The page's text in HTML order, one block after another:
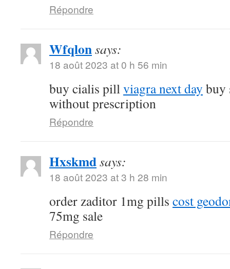
Répondre
Wfqlonsays:
18 août 2023 at 0 h 56 min
buy cialis pillviagra next day buy
without prescription
Répondre
Hxskmdsays:
18 août 2023 at 3 h 28 min
order zaditor 1mg pills cost
75mg sale
Répondre